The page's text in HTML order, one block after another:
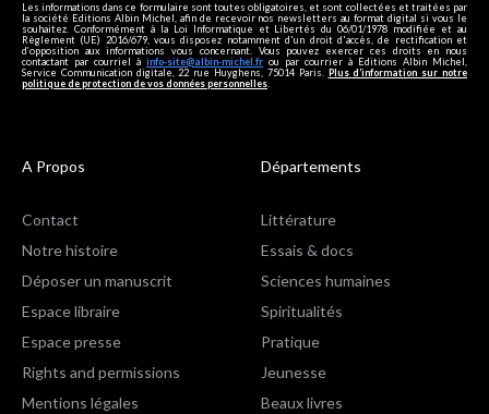
Les informations dans ce formulaire sont toutes obligatoires, et sont collectées et traitées par
la société Editions Albin Michel, afin de recevoir nos newsletters au format digital si vous le
souhaitez. Conformément à la Loi Informatique et Libertés du 06/01/1978 modifiée et au
Règlement (UE) 2016/679, vous disposez notamment d'un droit d'accès, de rectification et
d’opposition aux informations vous concernant. Vous pouvez exercer ces droits en nous
contactant par courriel à info-site@albin-michel.fr ou par courrier à Editions Albin Michel,
Service Communication digitale, 22 rue Huyghens, 75014 Paris. Plus d’information sur notre
politique de protection de vos données personnelles
A Propos
Contact
Notre histoire
Déposer un manuscrit
Espace libraire
Espace presse
Rights and permissions
Mentions légales
Départements
Littérature
Essais & docs
Sciences humaines
Spiritualités
Pratique
Jeunesse
Beaux livres